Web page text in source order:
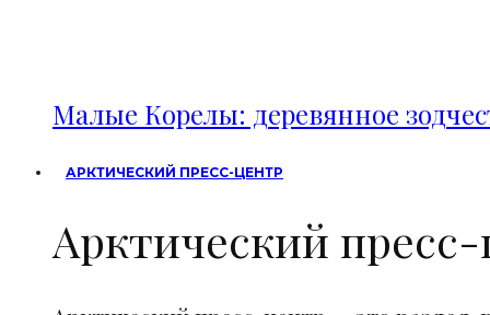
Малые Корелы: деревянное
АРКТИЧЕСКИЙ ПРЕСС-ЦЕНТР
Арктический